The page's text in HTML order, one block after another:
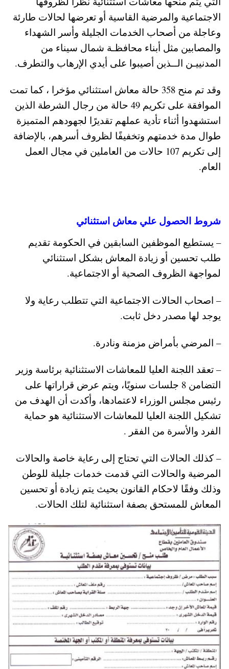
الاجتماعية والمرضية القاسية أو تعرضها لحالات طارئة
وعاجلة من أصحاب الخدمات الجليلة وأسر الشهداء
والمصابين مثل أبناء محافظـة شمال سيناء من
المدنييـن الــذين أصيبوا على أيدي الإرهاب والتطرف.
وقد تم منح 358 حالة معاش استثنائي مؤخرا ، كما تمت
الموافقة على تكريم 49 حالة من رجال الشرطة الذين
استشهدوا أثناء تأدية عملهم تقديرًا لجهودهم المتميزة
طوال مدة خدمتهم وتخفيفًا لظروف أسرهم، بالإضافة
إلى تكريم 107 حالات من العاملين في مجال العمل
العام.
شروط الحصول علي معاش استثنائي
– يستطيع الموظفين السابقين في الحكومة تقديم
طلب تحسين أو زيادة المعاش بشكل استثنائي
لمواجهة الظروف الصحية أو الاجتماعية.
– اصحاب الحالات الاجتماعية التي تتطلب رعاية ولا
يوجد لها مصدر دخل ثابت.
– المرضي بأمراض مزمنة ونادرة.
– تعقد اللجنة العليا للمعاشات الاستثنائية برئاسة وزير
التضامن 8 جلسات سنويًا، ويتم عرض قراراتها على
رئيس مجلس الوزراء لاعتمادها، وأكدت أن الهدف من
تشكيل اللجنة العليا للمعاشات الاستثنائية هو حماية
الفرد والأسرة من الفقر .
– كذلك الحالات التي تحتاج إلى رعاية خاصة والحالات
المرضية والحالات التي قدمت خدمات جليلة للوطن
وذلك وفقًا لاحكام القانون بحيث يتم زيادة أو تحسين
المعاش للمستحق بصفة استثنائية لتلك الحالات.